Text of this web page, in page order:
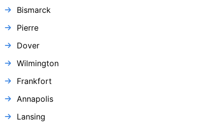
Bismarck
Pierre
Dover
Wilmington
Frankfort
Annapolis
Lansing